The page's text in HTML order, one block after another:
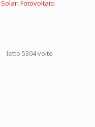
letto 5304 volte